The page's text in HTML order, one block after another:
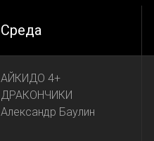
Среда
АЙКИДО 4+
ДРАКОНЧИКИ
Александр Баулин